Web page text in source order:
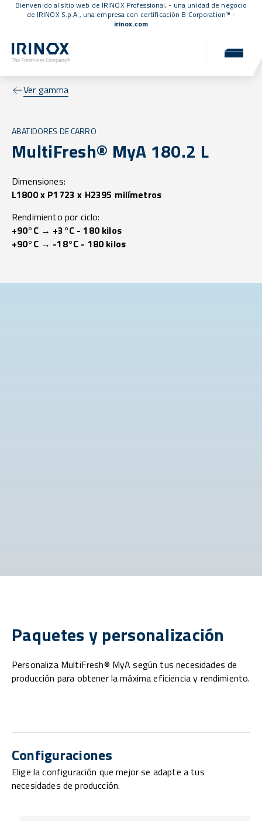
Bienvenido al sitio web de IRINOX Professional, - una unidad de negocio
de IRINOX S.p.A., una empresa con certificación B Corporation™ -
irinox.com
Ver gamma
ABATIDORES DE CARRO
MultiFresh® MyA 180.2 L
Dimensiones:
L1800 x P1723 x H2395 milímetros
Rendimiento por ciclo:
+90°C → +3°C - 180 kilos
+90°C → -18°C - 180 kilos
Paquetes y personalización
Personaliza MultiFresh® MyA según tus necesidades de
producción para obtener la máxima eficiencia y rendimiento.
Configuraciones
Elige la configuración que mejor se adapte a tus
necesidades de producción.